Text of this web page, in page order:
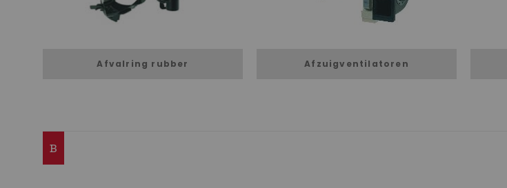
Afvalring rubber Afzuigventilatoren
B